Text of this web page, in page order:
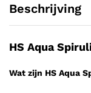
Beschrijving
HS Aqua
Wat zijn HS Aqua